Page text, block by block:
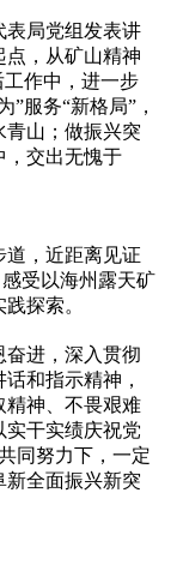
局党组发表讲
点，从矿山精神
作中，进一步
服务“新格局”，
青山；做振兴突
，交出无愧于
，近距离见证
受以海州露天矿
探索。
进，深入贯彻
和指示精神，
精神、不畏艰难
实干实绩庆祝党
同努力下，一定
新全面振兴新突